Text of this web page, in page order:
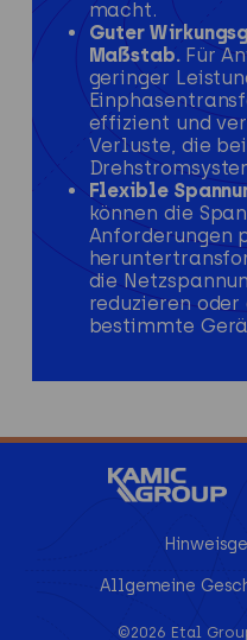
macht.
Guter
Maßstab. Für
geringer
effizient und
Verluste, die
Flexible
können die
Anforderungen
die
reduzieren
bestimmte
Allgemeine
©2026 Etal